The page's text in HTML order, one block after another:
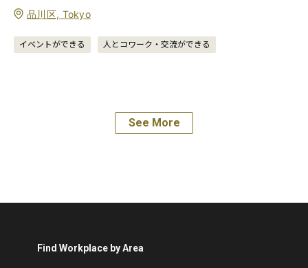
品川区, Tokyo
イベントができる 人とコワーク・交流ができる
See More
Find Workplace by Area